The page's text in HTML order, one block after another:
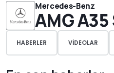
Mercedes-Benz
AMG
HABERLER VIDEOLAR